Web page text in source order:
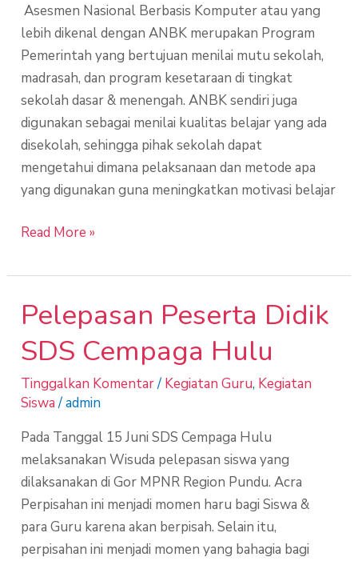
Asesmen Nasional Berbasis Komputer atau yang
lebih dikenal dengan ANBK merupakan Program
Pemerintah yang bertujuan menilai mutu sekolah,
madrasah, dan program kesetaraan di tingkat
sekolah dasar & menengah. ANBK sendiri juga
digunakan sebagai menilai kualitas belajar yang ada
disekolah, sehingga pihak sekolah dapat
mengetahui dimana pelaksanaan dan metode apa
yang digunakan guna meningkatkan motivasi belajar
Read More »
Pelepasan Peserta Didik
SDS Cempaga Hulu
Tinggalkan Komentar/ Kegiatan Guru, Kegiatan
Siswa/admin
Pada Tanggal 15 Juni SDS Cempaga Hulu
melaksanakan Wisuda pelepasan siswa yang
dilaksanakan di Gor MPNR Region Pundu. Acra
Perpisahan ini menjadi momen haru bagi Siswa &
para Guru karena akan berpisah. Selain itu,
perpisahan ini menjadi momen yang bahagia bagi
Pelepasan
Peserta
Didik
SDS
Cempaga